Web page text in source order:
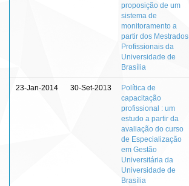
proposição de um
sistema de
monitoramento a
partir dos Mestrados
Profissionais da
Universidade de
Brasília
23-Jan-2014 30-Set-2013
Política de
capacitação
profissional : um
estudo a partir da
avaliação do curso
de Especialização
em Gestão
Universitária da
Universidade de
Brasília